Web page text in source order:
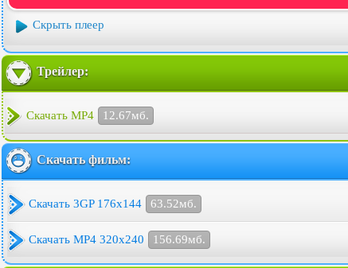
Скрыть плеер
Трейлер:
Скачать MP4 12.67мб.
Скачать фильм:
Скачать 3GP 176x144 63.52мб.
Скачать MP4 320x240 156.69мб.